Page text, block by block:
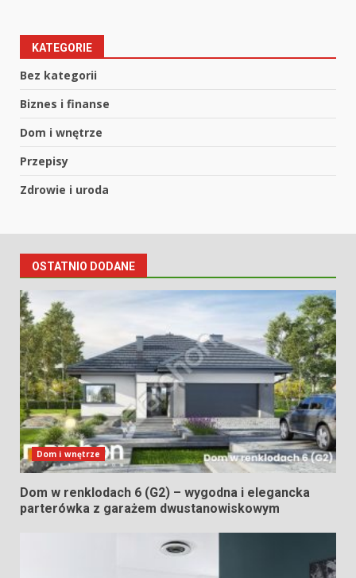
KATEGORIE
Bez kategorii
Biznes i finanse
Dom i wnętrze
Przepisy
Zdrowie i uroda
OSTATNIO DODANE
Dom i wnętrze
Dom w renklodach 6 (G2) – wygodna i elegancka
parterówka z garażem dwustanowiskowym